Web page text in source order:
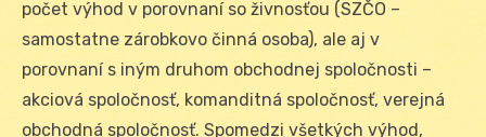
počet výhod v porovnaní so živnosťou (SZČO –
samostatne zárobkovo činná osoba), ale aj v
porovnaní s iným druhom obchodnej spoločnosti –
akciová spoločnosť, komanditná spoločnosť, verejná
obchodná spoločnosť. Spomedzi všetkých výhod,